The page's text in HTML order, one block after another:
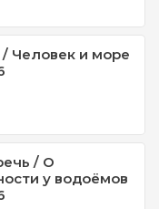
Человек и море
/ О
у водоёмов